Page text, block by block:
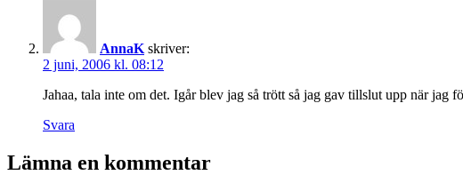
AnnaK skriver:
2 juni, 2006 kl. 08:12
Jahaa, tala inte om det. Igår blev jag så trött så jag gav tillslut upp när jag
Svara
Lämna en kommentar